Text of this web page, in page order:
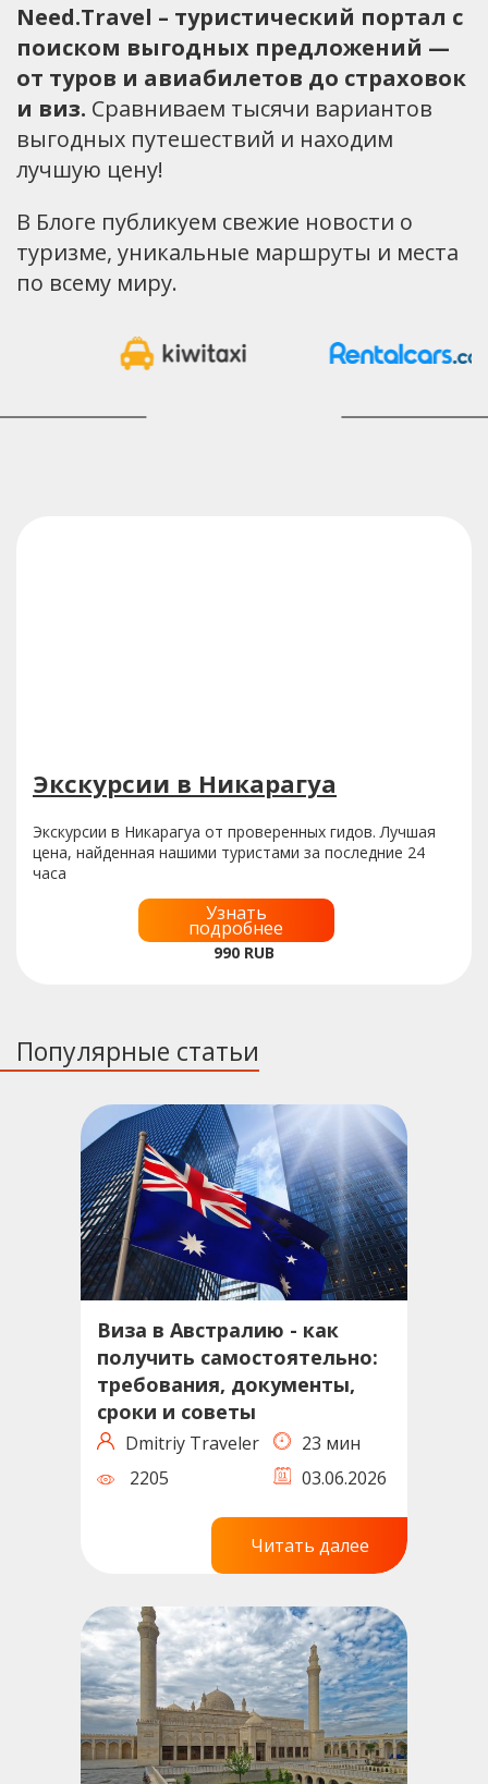
Need.Travel – туристический портал с
поиском выгодных предложений —
от туров и авиабилетов до страховок
и виз. Сравниваем тысячи вариантов
выгодных путешествий и находим
лучшую цену!
В Блоге публикуем свежие новости о
туризме, уникальные маршруты и места
по всему миру.
Экскурсии в Никарагуа
Экскурсии в Никарагуа от проверенных гидов. Лучшая
цена, найденная нашими туристами за последние 24
часа
Узнать
подробнее
990 RUB
Популярные статьи
Виза в Австралию - как
получить самостоятельно:
требования, документы,
сроки и советы
Dmitriy Traveler
23 мин
2205
03.06.2026
Читать далее